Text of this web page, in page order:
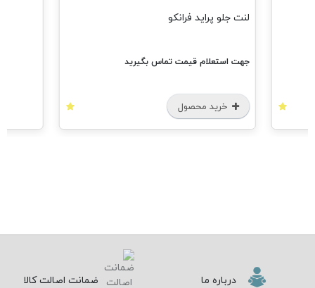
لنت جلو پراید فرانکو
جهت استعلام قیمت تماس بگیرید
خرید محصول
درباره ما ضمانت اصالت کالا